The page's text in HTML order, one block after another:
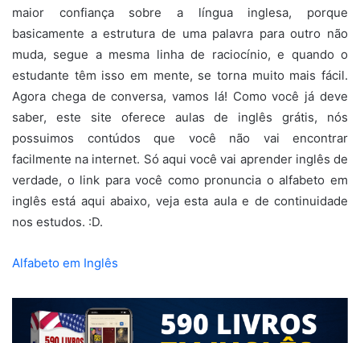
maior confiança sobre a língua inglesa, porque
basicamente a estrutura de uma palavra para outro não
muda, segue a mesma linha de raciocínio, e quando o
estudante têm isso em mente, se torna muito mais fácil.
Agora chega de conversa, vamos lá! Como você já deve
saber, este site oferece aulas de inglês grátis, nós
possuimos contúdos que você não vai encontrar
facilmente na internet. Só aqui você vai aprender inglês de
verdade, o link para você como pronuncia o alfabeto em
inglês está aqui abaixo, veja esta aula e de continuidade
nos estudos. :D.
Alfabeto em Inglês